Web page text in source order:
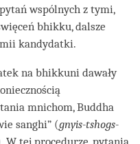
wspólnych z tymi,
bhikku, dalsze
kandydatki.
na bhikkuni dawały
mnichom, Buddha
sanghi” (gnyis-tshogs-